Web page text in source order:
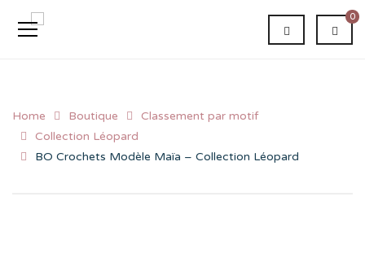
0
Home Boutique
Classement par motif
Collection Léopard
BO Crochets Modèle Maïa – Collection Léopard